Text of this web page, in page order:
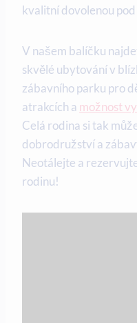
kvalitní dovolenou pod
V našem​ balíčku
skvělé ubytování v
zábavního‍ parku pro
atrakcích⁢ a⁢ možnost
Celá‍ rodina si tak
dobrodružství a
Neotálejte a
rodinu!